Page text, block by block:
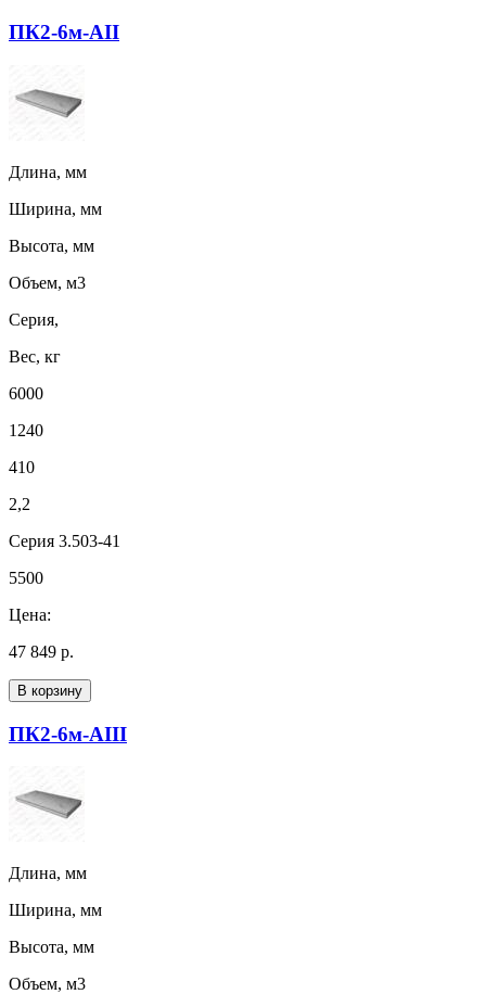
ПК2-6м-AII
Длина, мм
Ширина, мм
Высота, мм
Объем, м3
Серия,
Вес, кг
6000
1240
410
2,2
Серия 3.503-41
5500
Цена:
47 849 р.
В корзину
ПК2-6м-AIII
Длина, мм
Ширина, мм
Высота, мм
Объем, м3